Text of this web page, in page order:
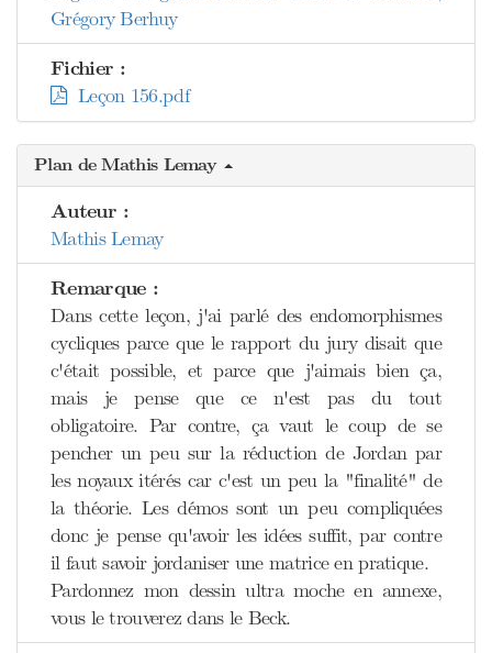
Grégory Berhuy
Fichier :
Leçon 156.pdf
Plan de Mathis Lemay
Auteur :
Mathis Lemay
Remarque :
Dans cette leçon, j'ai parlé des endomorphismes
cycliques parce que le rapport du jury disait que
c'était possible, et parce que j'aimais bien ça,
mais je pense que ce n'est pas du tout
obligatoire. Par contre, ça vaut le coup de se
pencher un peu sur la réduction de Jordan par
les noyaux itérés car c'est un peu la "finalité" de
la théorie. Les démos sont un peu compliquées
donc je pense qu'avoir les idées suffit, par contre
il faut savoir jordaniser une matrice en pratique.
Pardonnez mon dessin ultra moche en annexe,
vous le trouverez dans le Beck.